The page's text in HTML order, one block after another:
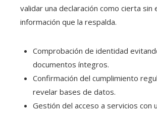
validar una declaración como cierta sin
información que la respalda.
Comprobación de identidad
documentos íntegros.
Confirmación del cumplimiento
revelar bases de datos.
Gestión del acceso a servicios con